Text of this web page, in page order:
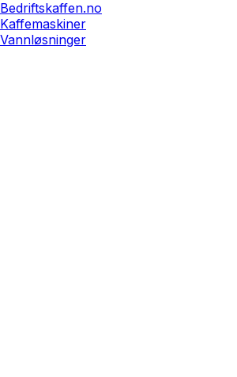
Bedriftskaffen.no
Kaffemaskiner
Vannløsninger